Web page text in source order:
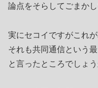
論点をそらしてごまかし
実にセコイですがこれが
それも共同通信という
と言ったところでしょう